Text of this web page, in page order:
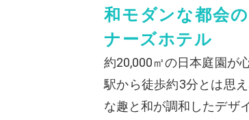
和モダンな都会
ナーズホテル
約20,000㎡の日本庭園が
駅から徒歩約3分とは思
な趣と和が調和したデザ